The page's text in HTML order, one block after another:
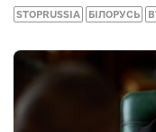
STOPRUSSIA БІЛОРУСЬ